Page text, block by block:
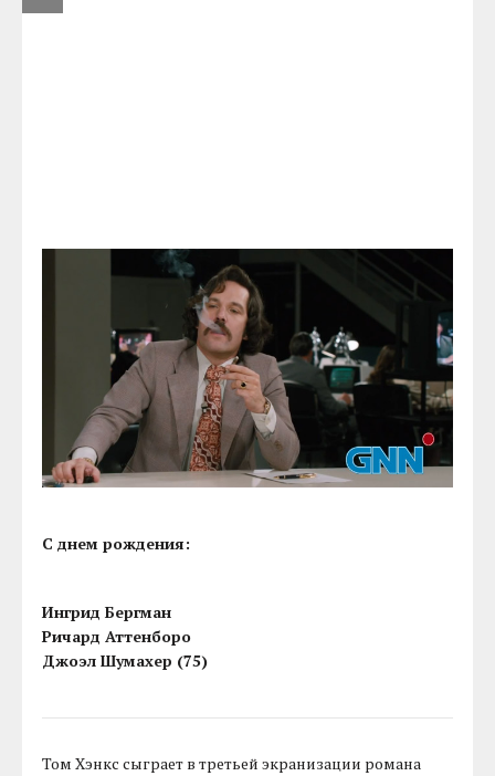
С днем рождения:
Ингрид Бергман
Ричард Аттенборо
Джоэл Шумахер (75)
Том Хэнкс сыграет в третьей экранизации романа